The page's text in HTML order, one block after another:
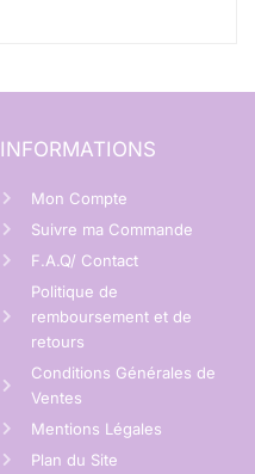
INFORMATIONS
Mon Compte
Suivre ma Commande
F.A.Q/ Contact
Politique de
remboursement et de
retours
Conditions Générales de
Ventes
Mentions Légales
Plan du Site